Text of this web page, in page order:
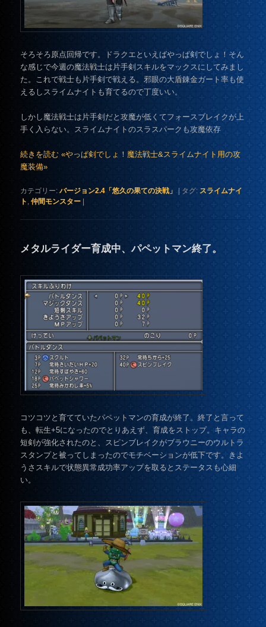
そろそろ原点回帰です。ドラクエといえばやっぱ剣でしょ！そん
な感じで今週の魔法戦士は片手剣スキルをマックスにしてみまし
た。これで戦士も片手剣で戦える。邪眼の大盾錬金ガート率も使
えるしスライムナイトも育てるので丁度いい。
しかし魔法戦士は片手剣だと攻魔が低くてフォースブレイクが上
手く入らない。スライムナイトのスラスパークも攻魔依存
続きを読む «やっぱ剣でしょ！魔法戦士&スライムナイト用の攻
魔装備»
カテゴリー: バージョン2.4「悠久の果ての決戦」 タグ: スライムナイ
ト ,仲間モンスター
メタルライダー育成中、パペットマン終了。
コツコツと育てていたパペットマンの育成が終了。終了と言って
も、転生+5になったのでとりあえず、育成をストップ。キャラの
短剣が強化されたのと、スピンブレイクがブラウニーのウルトラ
スタンプと被ってしまったのでモチベーションが低下です。きよ
うさスキルで状態異常成功率アップを取るとステータスも心細
い。